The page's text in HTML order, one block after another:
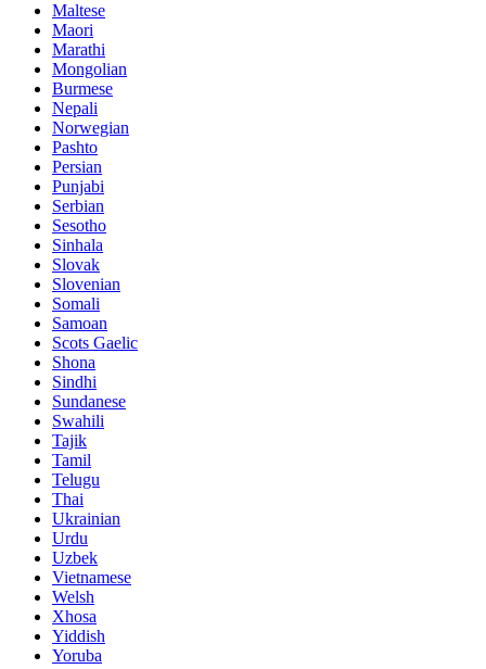
Maltese
Maori
Marathi
Mongolian
Burmese
Nepali
Norwegian
Pashto
Persian
Punjabi
Serbian
Sesotho
Sinhala
Slovak
Slovenian
Somali
Samoan
Scots Gaelic
Shona
Sindhi
Sundanese
Swahili
Tajik
Tamil
Telugu
Thai
Ukrainian
Urdu
Uzbek
Vietnamese
Welsh
Xhosa
Yiddish
Yoruba